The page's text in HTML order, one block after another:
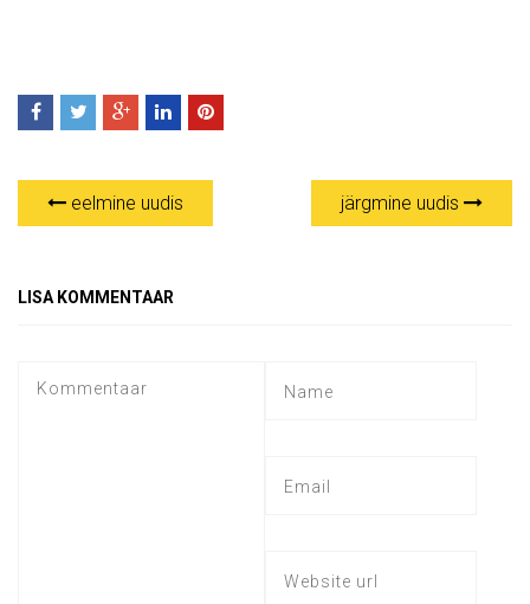
eelmine uudis järgmine uudis
LISA KOMMENTAAR